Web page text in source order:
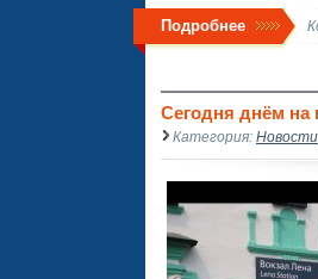
Подробнее
Сегодня днём на
Категория: Новости